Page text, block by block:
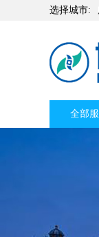
选择城市:
全部